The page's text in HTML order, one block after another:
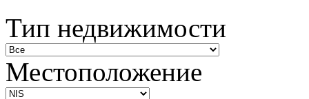
Тип недвижимости
Местоположение